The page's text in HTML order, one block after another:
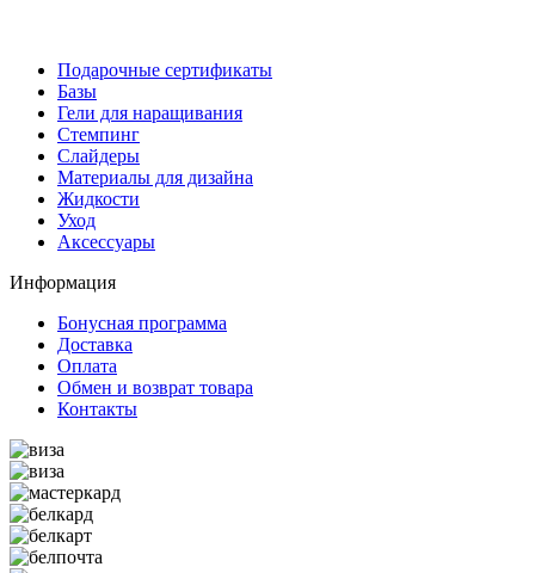
Подарочные сертификаты
Базы
Гели для наращивания
Стемпинг
Слайдеры
Материалы для дизайна
Жидкости
Уход
Аксессуары
Информация
Бонусная программа
Доставка
Оплата
Обмен и возврат товара
Контакты